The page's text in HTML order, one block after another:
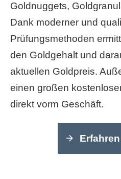
Goldnuggets,
Dank moderner und
Prüfungsmethoden
den Goldgehalt und
aktuellen Goldpreis.
einen großen
direkt vorm Geschäft.